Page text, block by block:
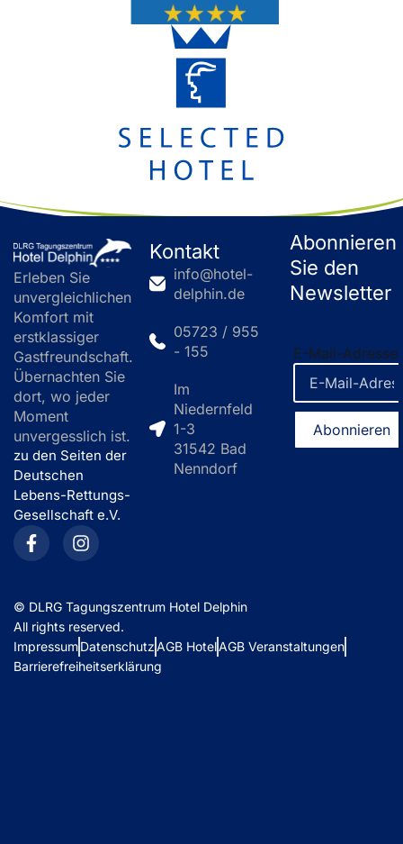
Erleben Sie
unvergleichlichen
Komfort mit
erstklassiger
Gastfreundschaft.
Übernachten Sie
dort, wo jeder
Moment
unvergesslich ist.
zu den Seiten der
Deutschen
Lebens-Rettungs-
Gesellschaft e.V.
Kontakt
info@hotel-
delphin.de
05723 / 955
- 155
Im
Niedernfeld
1-3
31542 Bad
Nenndorf
Abonnieren
Sie den
Newsletter
E-Mail-Adresse
© DLRG Tagungszentrum Hotel Delphin
All rights reserved.
ImpressumDatenschutzAGB HotelAGB Veranstaltungen
Barrierefreiheitserklärung